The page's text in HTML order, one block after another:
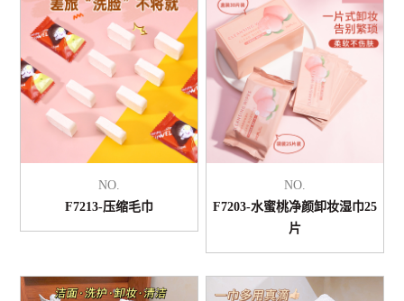
NO.
F7213-压缩毛巾
NO.
F7203-水蜜桃净颜卸妆湿巾25
片